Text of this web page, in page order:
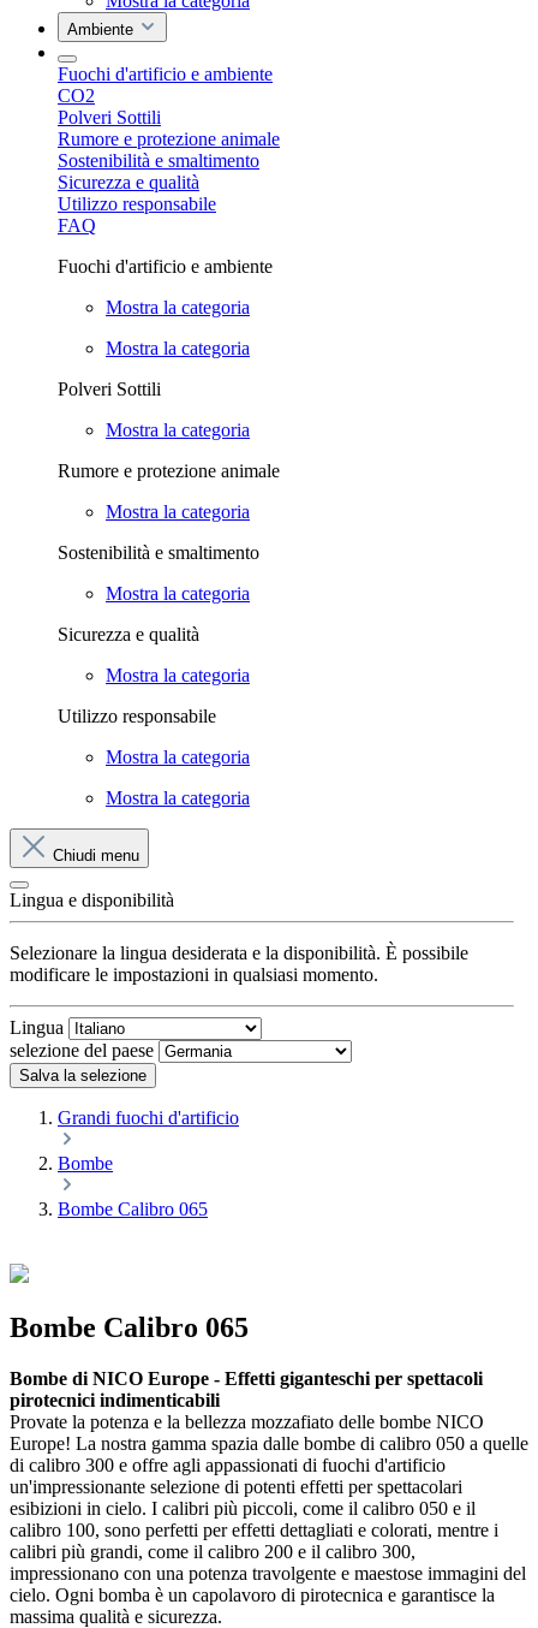
Ambiente
Fuochi d'artificio e ambiente
CO2
Polveri Sottili
Rumore e protezione animale
Sostenibilità e smaltimento
Sicurezza e qualità
Utilizzo responsabile
FAQ
Fuochi d'artificio e ambiente
Mostra la categoria
Mostra la categoria
Polveri Sottili
Mostra la categoria
Rumore e protezione animale
Mostra la categoria
Sostenibilità e smaltimento
Mostra la categoria
Sicurezza e qualità
Mostra la categoria
Utilizzo responsabile
Mostra la categoria
Mostra la categoria
Chiudi menu
Lingua e disponibilità
Selezionare la lingua desiderata e la disponibilità. È possibile
modificare le impostazioni in qualsiasi momento.
Lingua
selezione del paese
Salva la selezione
Grandi fuochi d'artificio
Bombe
Bombe Calibro 065
Bombe Calibro 065
Bombe di NICO Europe - Effetti giganteschi per spettacoli
pirotecnici indimenticabili
Provate la potenza e la bellezza mozzafiato delle bombe NICO
Europe! La nostra gamma spazia dalle bombe di calibro 050 a quelle
di calibro 300 e offre agli appassionati di fuochi d'artificio
un'impressionante selezione di potenti effetti per spettacolari
esibizioni in cielo. I calibri più piccoli, come il calibro 050 e il
calibro 100, sono perfetti per effetti dettagliati e colorati, mentre i
calibri più grandi, come il calibro 200 e il calibro 300,
impressionano con una potenza travolgente e maestose immagini del
cielo. Ogni bomba è un capolavoro di pirotecnica e garantisce la
massima qualità e sicurezza.